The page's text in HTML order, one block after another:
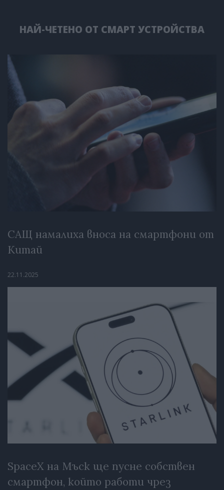
НАЙ-ЧЕТЕНО ОТ СМАРТ УСТРОЙСТВА
САЩ намалиха вноса на смартфони от
Китай
22.11.2025
SpaceX на Мъск ще пусне собствен
смартфон, който работи чрез